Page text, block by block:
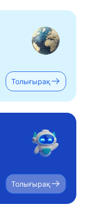
Толығырақ
Толығырақ